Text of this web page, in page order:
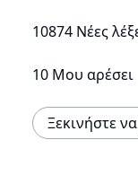
10874 Νέες
10 Μου αρέσει
Ξεκινήστε